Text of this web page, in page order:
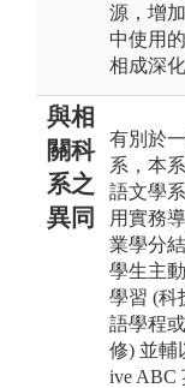
源，增
中使用
相成深
與相
關科
系之
異同
有別於
系，本
語文學
用實務
業學分
學生主
學習 (科
語學程
修) 並輔
ive ABC